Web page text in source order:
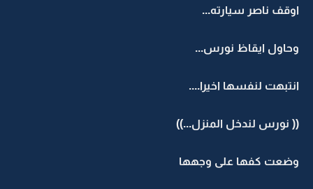
اوقف ناصر سيارته...
وحاول ايقاظ نورس...
انتبهت لنفسها اخيرا....
(( نورس لندخل المنزل...))
وضعت كفها على وجهها